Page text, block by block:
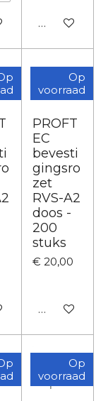
In
Op
voorraad
PROFT
EC
bevesti
gingsro
zet
RVS-A2
doos -
200
stuks
€ 20,00
In
Op
voorraad